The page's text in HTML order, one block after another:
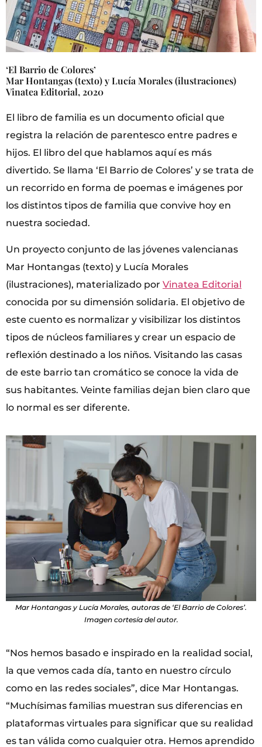
‘El Barrio de Colores’
Mar Hontangas (texto) y Lucía Morales (ilustraciones)
Vinatea Editorial, 2020
El libro de familia es un documento oficial que
registra la relación de parentesco entre padres e
hijos. El libro del que hablamos aquí es más
divertido. Se llama ‘El Barrio de Colores’ y se trata de
un recorrido en forma de poemas e imágenes por
los distintos tipos de familia que convive hoy en
nuestra sociedad.
Un proyecto conjunto de las jóvenes valencianas
Mar Hontangas (texto) y Lucía Morales
(ilustraciones), materializado por Vinatea Editorial
conocida por su dimensión solidaria. El objetivo de
este cuento es normalizar y visibilizar los distintos
tipos de núcleos familiares y crear un espacio de
reflexión destinado a los niños. Visitando las casas
de este barrio tan cromático se conoce la vida de
sus habitantes. Veinte familias dejan bien claro que
lo normal es ser diferente.
Mar Hontangas y Lucía Morales, autoras de ‘El Barrio de Colores’.
Imagen cortesía del autor.
“Nos hemos basado e inspirado en la realidad social,
la que vemos cada día, tanto en nuestro círculo
como en las redes sociales”, dice Mar Hontangas.
“Muchísimas familias muestran sus diferencias en
plataformas virtuales para significar que su realidad
es tan válida como cualquier otra. Hemos aprendido